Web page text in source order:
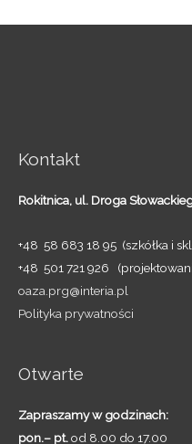
Kontakt
Rokitnica, ul. Droga
+48 58 683 18 95 (szkółka i
+48 501 721 926
oaza.prg@interia.pl
Polityka prywatności
Otwarte
Zapraszamy w godzinach:
pon.– pt.od 8.00 do 17.00